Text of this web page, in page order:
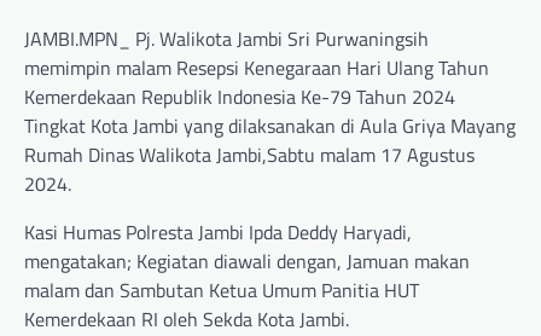
JAMBI.MPN_ Pj. Walikota Jambi Sri Purwaningsih
memimpin malam Resepsi Kenegaraan Hari Ulang Tahun
Kemerdekaan Republik Indonesia Ke-79 Tahun 2024
Tingkat Kota Jambi yang dilaksanakan di Aula Griya Mayang
Rumah Dinas Walikota Jambi,Sabtu malam 17 Agustus
2024.
Kasi Humas Polresta Jambi Ipda Deddy Haryadi,
mengatakan; Kegiatan diawali dengan, Jamuan makan
malam dan Sambutan Ketua Umum Panitia HUT
Kemerdekaan RI oleh Sekda Kota Jambi.